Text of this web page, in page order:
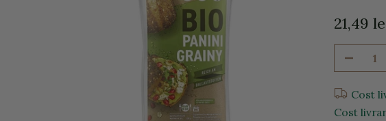
21,49
Cost
Cost